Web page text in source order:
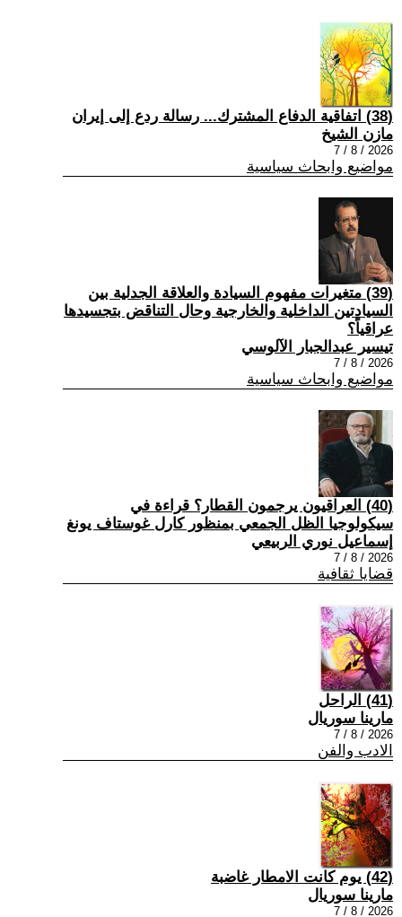
(38) اتفاقية الدفاع المشترك... رسالة ردع إلى إيران
مازن الشيخ
2026 / 8 / 7
مواضيع وابحاث سياسية
(39) متغيرات مفهوم السيادة والعلاقة الجدلية بين
السيادتين الداخلية والخارجية وحال التناقض بتجسيدها
عراقياً؟
تيسير عبدالجبار الآلوسي
2026 / 8 / 7
مواضيع وابحاث سياسية
(40) العراقيون يرجمون القطار؟ قراءة في
سيكولوجيا الظل الجمعي بمنظور كارل غوستاف يونغ
إسماعيل نوري الربيعي
2026 / 8 / 7
قضايا ثقافية
(41) الراحل
مارينا سوريال
2026 / 8 / 7
الادب والفن
(42) يوم كانت الامطار غاضبة
مارينا سوريال
2026 / 8 / 7